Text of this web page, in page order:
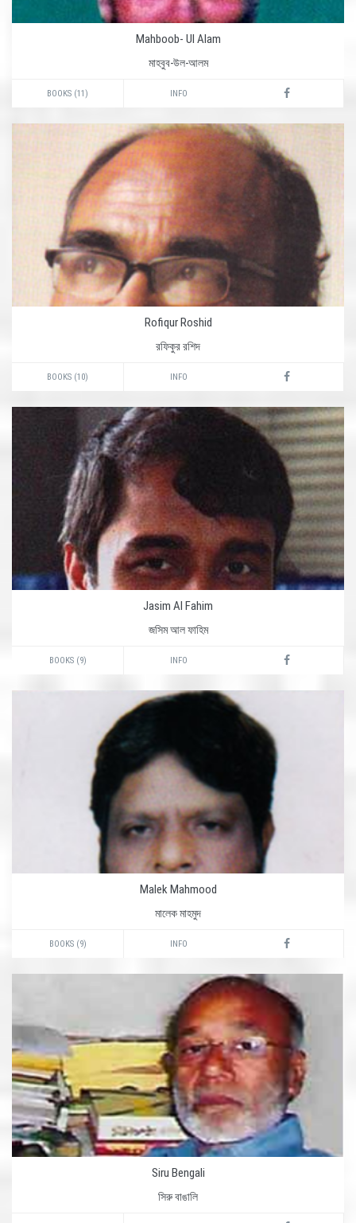
Mahboob- Ul Alam
মাহবুব-উল-আলম
BOOKS (11) INFO
Rofiqur Roshid
রফিকুর রশিদ
BOOKS (10) INFO
Jasim Al Fahim
জসিম আল ফাহিম
BOOKS (9) INFO
Malek Mahmood
মালেক মাহমুদ
BOOKS (9) INFO
Siru Bengali
সিরু বাঙালি